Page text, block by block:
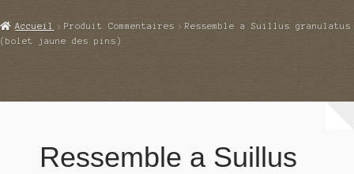
menu
Echanges et contacts
Ouvrir
Accueil Produit Commentaires
Ressemble a Suillus granulatus
(bolet jaune des pins)
Ressemble a Suillus